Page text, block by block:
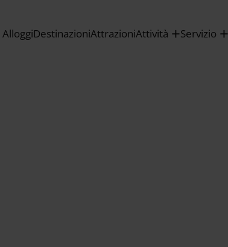
AlloggiDestinazioniAttrazioniAttività Servizio